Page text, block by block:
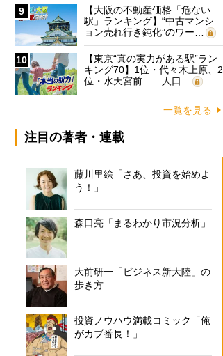
9
【大阪の不動産価格「危ない
駅」ランキング】“中古マンシ
ョン売れ行き鈍化”のワー…
10
【東京“真の実力がある駅”ラン
キング70】1位・代々木上原、2
位・水天宮前… 人口…
一覧を見る
注目の著者・連載
藤川里絵「さあ、投資を始めよ
う！」
森口亮「まるわかり市況分析」
大前研一「ビジネス新大陸」の
歩き方
投資ノウハウ満載コミック「俺
がカブ番長！」